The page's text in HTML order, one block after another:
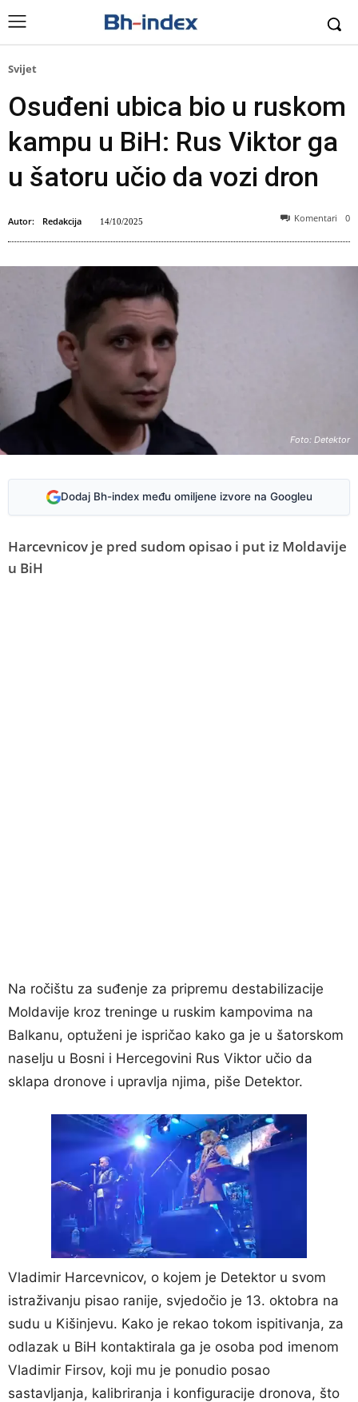
Svijet
Osuđeni ubica bio u ruskom
kampu u BiH: Rus Viktor ga
u šatoru učio da vozi dron
Autor: Redakcija 14/10/2025 Komentari 0
Foto: Detektor
Dodaj Bh-index među omiljene izvore na Googleu
Harcevnicov je pred sudom opisao i put iz Moldavije
u BiH
Na ročištu za suđenje za pripremu destabilizacije
Moldavije kroz treninge u ruskim kampovima na
Balkanu, optuženi je ispričao kako ga je u šatorskom
naselju u Bosni i Hercegovini Rus Viktor učio da
sklapa dronove i upravlja njima, piše Detektor.
Vladimir Harcevnicov, o kojem je Detektor u svom
istraživanju pisao ranije, svjedočio je 13. oktobra na
sudu u Kišinjevu. Kako je rekao tokom ispitivanja, za
odlazak u BiH kontaktirala ga je osoba pod imenom
Vladimir Firsov, koji mu je ponudio posao
sastavljanja, kalibriranja i konfiguracije dronova, što